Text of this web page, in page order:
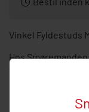
Vinkel Fyldestuds
Hos